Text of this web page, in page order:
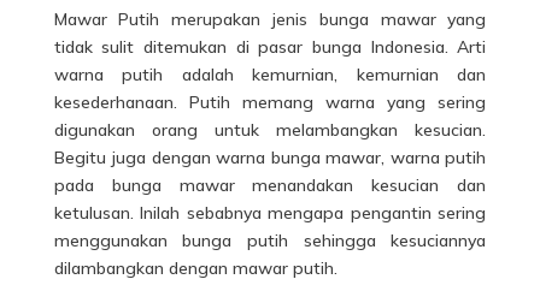
Mawar Putih merupakan jenis bunga mawar yang
tidak sulit ditemukan dipasar bunga Indonesia. Arti
warna putih adalah kemurnian, kemurnian dan
kesederhanaan. Putih memang warna yang sering
digunakan orang untuk melambangkan kesucian.
Begitu juga dengan warna bunga mawar, warna putih
pada bunga mawar menandakan kesucian dan
ketulusan. Inilah sebabnya mengapa pengantin sering
menggunakan bunga putih sehingga kesuciannya
dilambangkan dengan mawar putih.